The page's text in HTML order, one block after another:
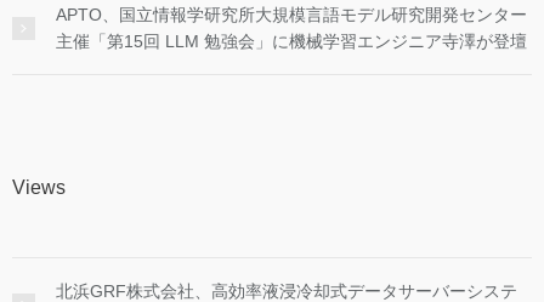
APTO、国立情報学研究所大規模言語モデル研究開発センター
主催「第15回 LLM 勉強会」に機械学習エンジニア寺澤が登壇
Views
北浜GRF株式会社、高効率液浸冷却式データサーバーシステ